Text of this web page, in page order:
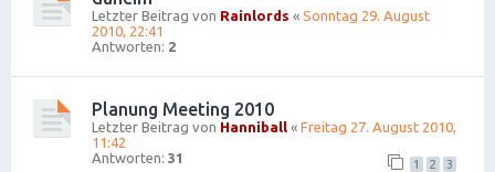
Letzter Beitrag von Rainlords « Sonntag 29. August
2010, 22:41
Antworten: 2
Planung Meeting 2010
Letzter Beitrag von Hanniball « Freitag 27. August 2010,
11:42
Antworten: 31 1 2 3